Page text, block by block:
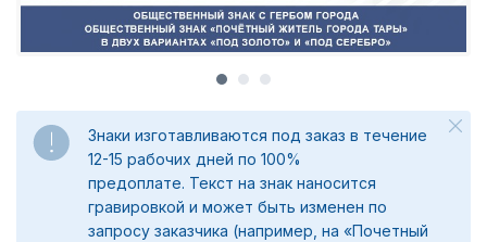
Знаки изготавливаются под заказ в течение
12-15 рабочих дней по 100%
предоплате. Текст на знак наносится
гравировкой и может быть изменен по
запросу заказчика (например, на «Почетный